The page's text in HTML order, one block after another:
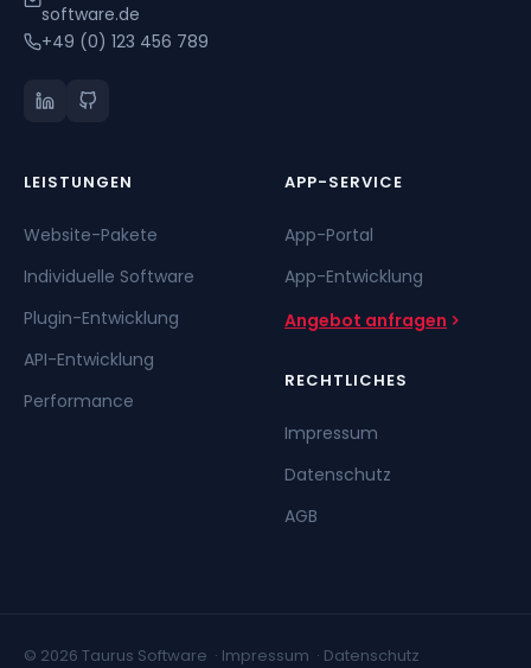
software.de
+49 (0) 123 456 789
LEISTUNGEN
Website-Pakete
Individuelle Software
Plugin-Entwicklung
API-Entwicklung
Performance
APP-SERVICE
App-Portal
App-Entwicklung
Angebot anfragen
RECHTLICHES
Impressum
Datenschutz
AGB
© 2026 Taurus Software · Impressum · Datenschutz